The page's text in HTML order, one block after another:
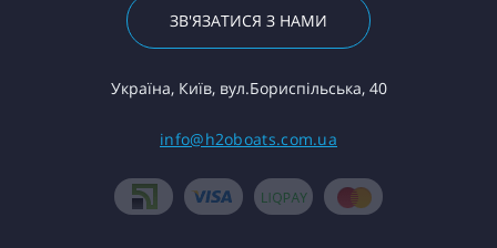
ЗВ'ЯЗАТИСЯ З НАМИ
Україна, Київ, вул.Бориспільська, 40
info@h2oboats.com.ua